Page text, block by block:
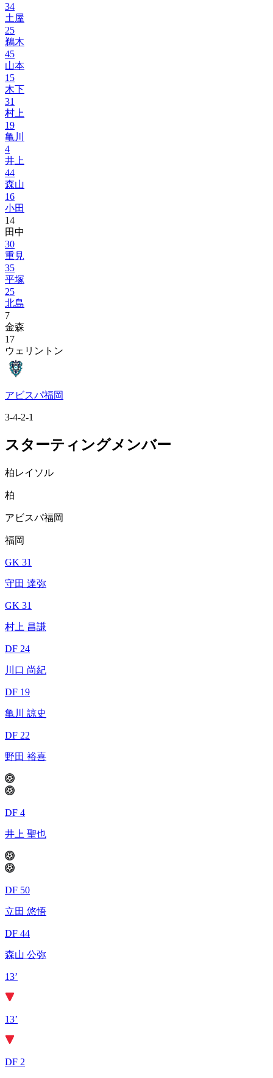
34
土屋
25
鵜木
45
山本
15
木下
31
村上
19
亀川
4
井上
44
森山
16
小田
14
田中
30
重見
35
平塚
25
北島
7
金森
17
ウェリントン
アビスパ福岡
3-4-2-1
スターティングメンバー
柏レイソル
柏
アビスパ福岡
福岡
GK 31
守田 達弥
GK 31
村上 昌謙
DF 24
川口 尚紀
DF 19
亀川 諒史
DF 22
野田 裕喜
DF 4
井上 聖也
DF 50
立田 悠悟
DF 44
森山 公弥
13’
13’
DF 2